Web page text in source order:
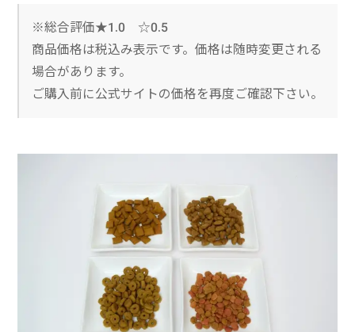
※総合評価★1.0 ☆0.5
商品価格は税込み表示です。価格は随時変更される
場合があります。
ご購入前に公式サイトの価格を再度ご確認下さい。